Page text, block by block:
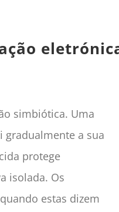
simbiótica. Uma
a sua
protege
isolada. Os
estas dizem